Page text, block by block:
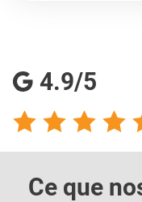
4.9/5
Ce que